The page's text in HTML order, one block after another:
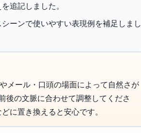
追記しました。
ーンで使いやすい表現例を補足しまし
メール・口頭の場面によって自然さが
後の文脈に合わせて調整してくださ
に置き換えると安心です。